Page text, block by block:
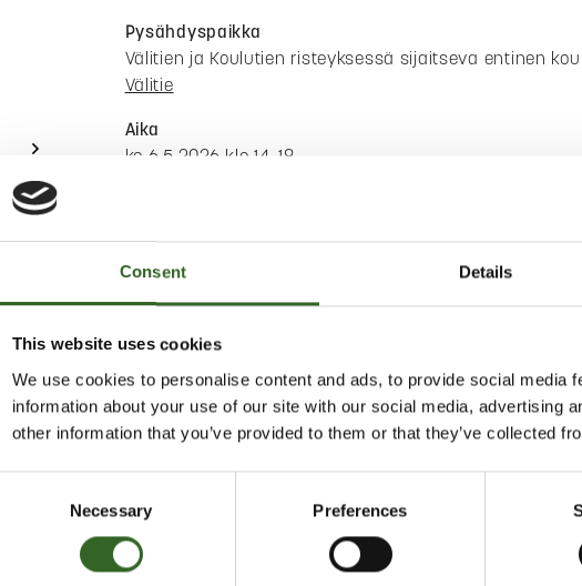
Consent Details
This website uses cookies
We use cookies to personalise content and ads, to provide social media
information about your use of our site with our social media, advertising
other information that you’ve provided to them or that they’ve collected
Necessary Preferences
Pysähdyspaikka
Välitien ja Koulutien risteyksessä sijaitseva entinen
Välitie
Aika
ke 6.5.2026 klo 14–18
ke 17.6.2026 klo 14–18
ke 1.7.2026 klo 14–18
ke 12.8.2026 klo 14–18
ke 26.8.2026 klo 14–18
ke 9.9.2026 klo 14–18
ke 23.9.2026 klo 14–18
Voit tuoda Rautavaaran kiertävälle lajitteluasemalle
rakennusjätteet. Me huolehdimme jätteen
hyödyntämisestä. Kiertävälle lajitteluasemalle
m3